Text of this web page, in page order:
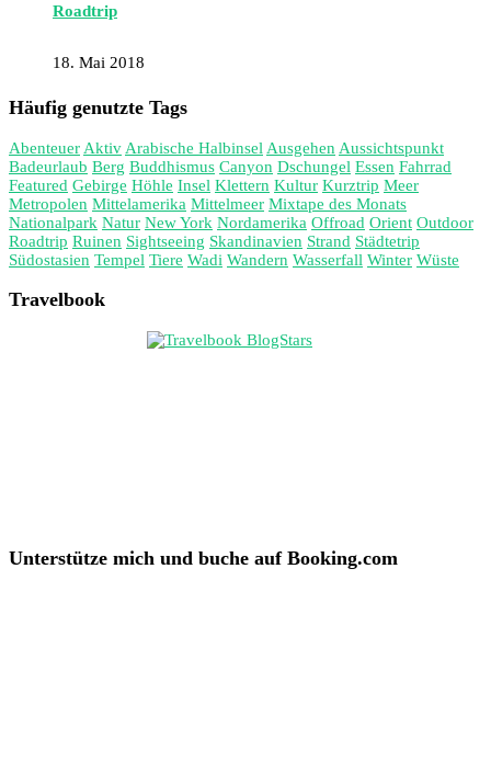
Roadtrip
18. Mai 2018
Häufig genutzte Tags
Abenteuer Aktiv Arabische Halbinsel Ausgehen Aussichtspunkt
Badeurlaub Berg Buddhismus Canyon Dschungel Essen Fahrrad
Featured Gebirge Höhle Insel Klettern Kultur Kurztrip Meer
Metropolen Mittelamerika Mittelmeer Mixtape des Monats
Nationalpark Natur New York Nordamerika Offroad Orient Outdoor
Roadtrip Ruinen Sightseeing Skandinavien Strand Städtetrip
Südostasien Tempel Tiere Wadi Wandern Wasserfall Winter Wüste
Travelbook
Unterstütze mich und buche auf Booking.com